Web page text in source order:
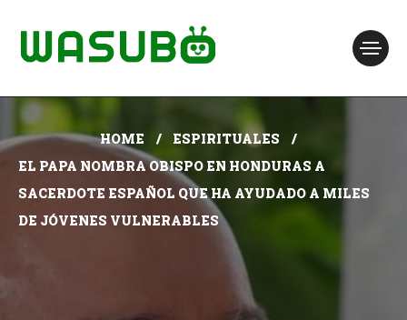
HOME
ESPIRITUALES
EL PAPA NOMBRA OBISPO EN HONDURAS A
SACERDOTE ESPAÑOL QUE HA AYUDADO A MILES
DE JÓVENES VULNERABLES